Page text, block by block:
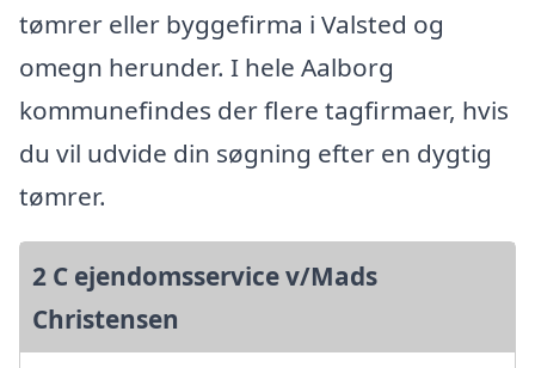
tømrer eller byggefirma i Valsted og
omegn herunder. I hele Aalborg
kommunefindes der flere tagfirmaer, hvis
du vil udvide din søgning efter en dygtig
tømrer.
2 C ejendomsservice v/Mads
Christensen